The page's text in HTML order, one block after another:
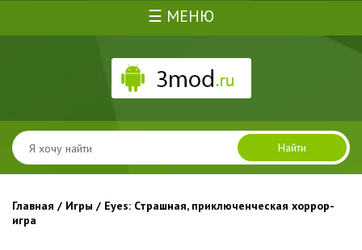
☰ МЕНЮ
Найти
Главная / Игры / Eyes: Страшная, приключенческая хоррор-
игра